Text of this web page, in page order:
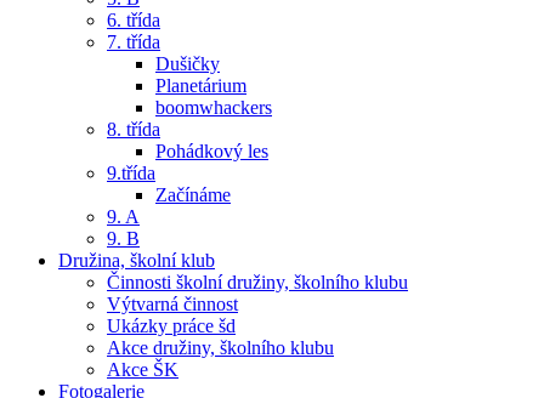
6. třída
7. třída
Dušičky
Planetárium
boomwhackers
8. třída
Pohádkový les
9.třída
Začínáme
9. A
9. B
Družina, školní klub
Činnosti školní družiny, školního klubu
Výtvarná činnost
Ukázky práce šd
Akce družiny, školního klubu
Akce ŠK
Fotogalerie